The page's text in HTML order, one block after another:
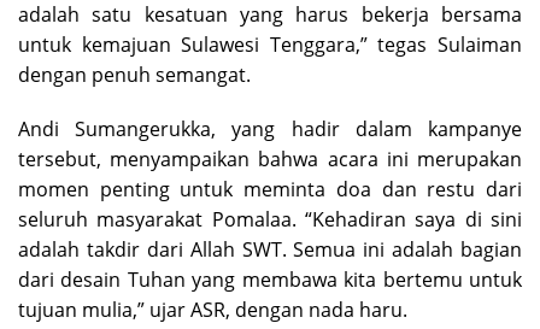
adalah satu kesatuan yang harus bekerja bersama
untuk kemajuan Sulawesi Tenggara,” tegas Sulaiman
dengan penuh semangat.
Andi Sumangerukka, yang hadir dalam kampanye
tersebut, menyampaikan bahwa acara ini merupakan
momen penting untuk meminta doa dan restu dari
seluruh masyarakat Pomalaa. “Kehadiran saya di sini
adalah takdir dari Allah SWT. Semua ini adalah bagian
dari desain Tuhan yang membawa kita bertemu untuk
tujuan mulia,” ujar ASR, dengan nada haru.